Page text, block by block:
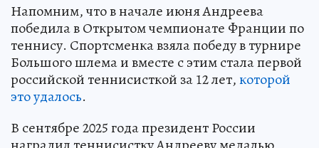
Напомним, что в начале июня Андреева
победила в Открытом чемпионате Франции по
теннису. Спортсменка взяла победу в турнире
Большого шлема и вместе с этим стала первой
российской теннисисткой за 12 лет,которой
это удалось.
В сентябре 2025 года президент России